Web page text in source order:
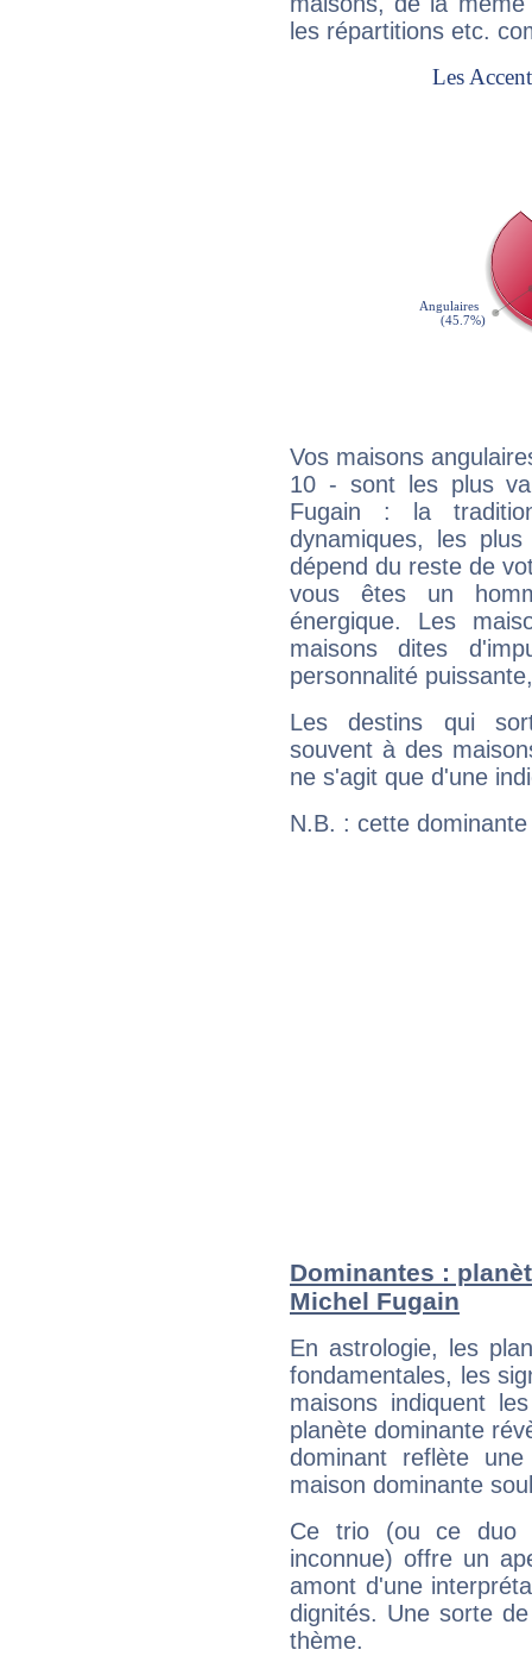
les répartitions etc.
Vos maisons
10 - sont les plus
Fugain : la
dynamiques, les
dépend du reste de
vous êtes un
énergique. Les
maisons dites
personnalité
Les destins qui
souvent à des
ne s'agit que d'une
N.B. : cette
Dominantes :
Michel Fugain
En astrologie, les
fondamentales, les
maisons indiquent
planète dominante
dominant reflète
maison dominante
Ce trio (ou ce duo
inconnue) offre un
amont d'une
dignités. Une sorte
thème.